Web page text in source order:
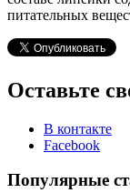
питательных
Оставьте
В контакте
Facebook
Популярные